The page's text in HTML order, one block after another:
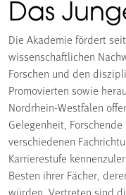
Das
Die Akademie fördert
wissenschaftlichen
Forschen und den
Promovierten sowie
Nordrhein-Westfalen
Gelegenheit,
verschiedenen
Karrierestufe
Besten ihrer Fächer,
würden. Vertreten sind